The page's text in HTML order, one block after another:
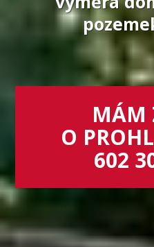
MÁM
O
602